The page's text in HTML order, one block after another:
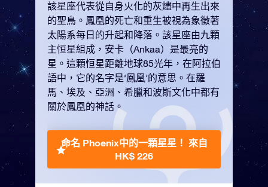
該星座代表從自身火化的灰燼中再生出來
的聖鳥。鳳凰的死亡和重生被視為象徵著
太陽系每日的升起和降落。該星座由九顆
主恒星組成，安卡（Ankaa）是最亮的
星。這顆恒星距離地球85光年，在阿拉伯
語中，它的名字是‘鳳凰’的意思。在羅
馬、埃及、亞洲、希臘和波斯文化中都有
關於鳳凰的神話。
命名 Phoenix中的一顆星星！ 來自
HK$ 226